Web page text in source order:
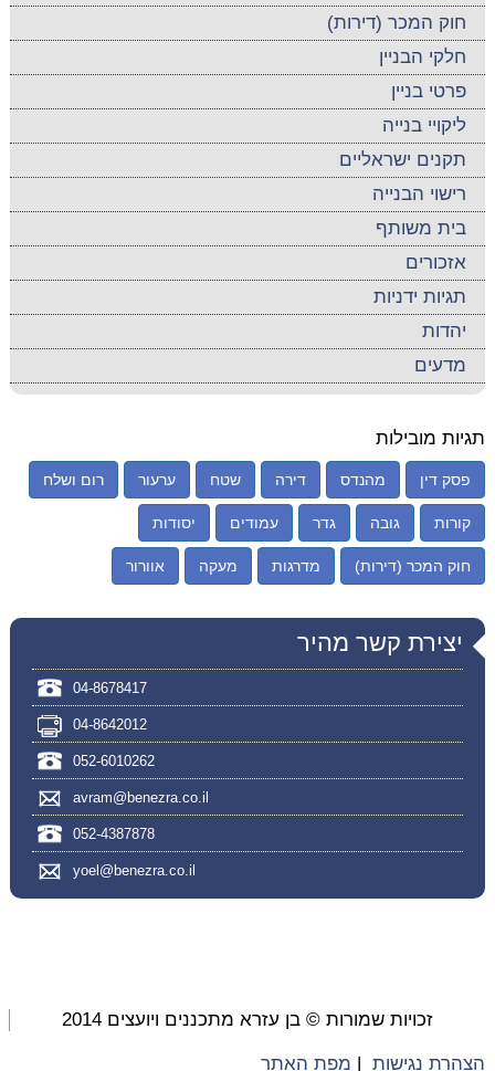
חוק המכר (דירות)
חלקי הבניין
פרטי בניין
ליקויי בנייה
תקנים ישראליים
רישוי הבנייה
בית משותף
אזכורים
תגיות ידניות
יהדות
מדעים
תגיות מובילות
פסק דין מהנדס דירה שטח ערעור רום ושלח
קורות גובה גדר עמודים יסודות
חוק המכר (דירות) מדרגות מעקה אוורור
יצירת קשר מהיר
04-8678417
04-8642012
052-6010262
avram@benezra.co.il
052-4387878
yoel@benezra.co.il
זכויות שמורות © בן עזרא מתכננים ויועצים 2014
הצהרת נגישות| מפת האתר